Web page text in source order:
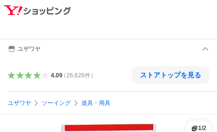
ユザワヤ
4.09（ 26,626件） ストアトップを見る
ユザワヤ ソーイング 道具・用具
1/2